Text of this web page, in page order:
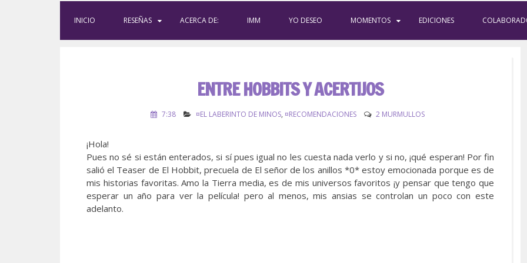
INICIO RESEÑAS ACERCA DE: IMM YO DESEO MOMENTOS EDICIONES
ENTRE HOBBITS Y ACERTIJOS
7:38 ¤EL LABERINTO DE MINOS, ¤RECOMENDACIONES 2 MURMULLOS
¡Hola!
Pues no sé si están enterados, si sí pues igual no les cuesta nada verlo y si no, ¡qué esperan! Por fin
salió el Teaser de El Hobbit, precuela de El señor de los anillos *0* estoy emocionada porque es de
mis historias favoritas. Amo la Tierra media, es de mis universos favoritos ¡y pensar que tengo que
esperar un año para ver la película! pero al menos, mis ansias se controlan un poco con este
adelanto.